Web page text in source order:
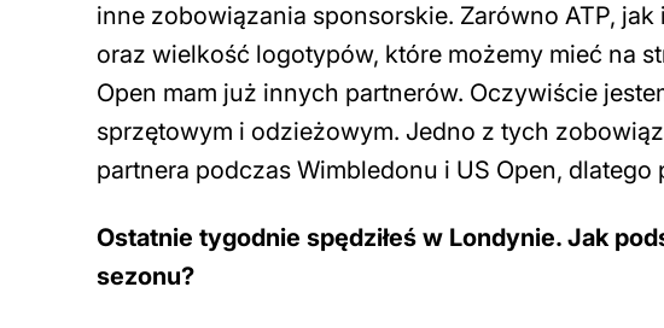
inne zobowiązania sponsorskie. Zarówno ATP,
oraz wielkość logotypów, które możemy mieć na
Open mam już innych partnerów. Oczywiście
sprzętowym i odzieżowym. Jedno z tych
partnera podczas Wimbledonu i US Open, dlatego
Ostatnie tygodnie spędziłeś w Londynie. Jak
sezonu?